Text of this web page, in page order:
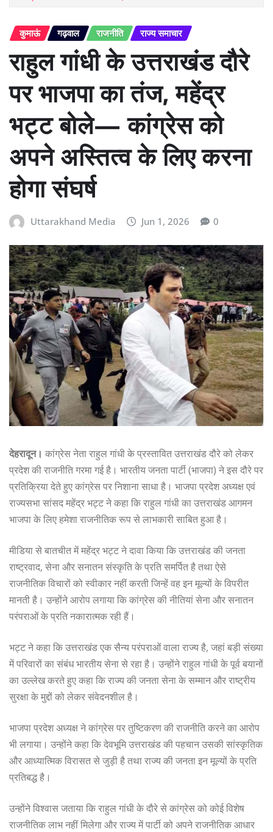
कुमाऊं गढ़वाल राजनीति राज्य समाचार
राहुल गांधी के उत्तराखंड दौरे
पर भाजपा का तंज, महेंद्र
भट्ट बोले— कांग्रेस को
अपने अस्तित्व के लिए करना
होगा संघर्ष
Uttarakhand Media Jun 1, 2026 0
देहरादून। कांग्रेस नेता राहुल गांधी के प्रस्तावित उत्तराखंड दौरे को लेकर
प्रदेश की राजनीति गरमा गई है। भारतीय जनता पार्टी (भाजपा) ने इस दौरे पर
प्रतिक्रिया देते हुए कांग्रेस पर निशाना साधा है। भाजपा प्रदेश अध्यक्ष एवं
राज्यसभा सांसद महेंद्र भट्ट ने कहा कि राहुल गांधी का उत्तराखंड आगमन
भाजपा के लिए हमेशा राजनीतिक रूप से लाभकारी साबित हुआ है।
मीडिया से बातचीत में महेंद्र भट्ट ने दावा किया कि उत्तराखंड की जनता
राष्ट्रवाद, सेना और सनातन संस्कृति के प्रति समर्पित है तथा ऐसे
राजनीतिक विचारों को स्वीकार नहीं करती जिन्हें वह इन मूल्यों के विपरीत
मानती है। उन्होंने आरोप लगाया कि कांग्रेस की नीतियां सेना और सनातन
परंपराओं के प्रति नकारात्मक रही हैं।
भट्ट ने कहा कि उत्तराखंड एक सैन्य परंपराओं वाला राज्य है, जहां बड़ी संख्या
में परिवारों का संबंध भारतीय सेना से रहा है। उन्होंने राहुल गांधी के पूर्व बयानों
का उल्लेख करते हुए कहा कि राज्य की जनता सेना के सम्मान और राष्ट्रीय
सुरक्षा के मुद्दों को लेकर संवेदनशील है।
भाजपा प्रदेश अध्यक्ष ने कांग्रेस पर तुष्टिकरण की राजनीति करने का आरोप
भी लगाया। उन्होंने कहा कि देवभूमि उत्तराखंड की पहचान उसकी सांस्कृतिक
और आध्यात्मिक विरासत से जुड़ी है तथा राज्य की जनता इन मूल्यों के प्रति
प्रतिबद्ध है।
उन्होंने विश्वास जताया कि राहुल गांधी के दौरे से कांग्रेस को कोई विशेष
राजनीतिक लाभ नहीं मिलेगा और राज्य में पार्टी को अपने राजनीतिक आधार